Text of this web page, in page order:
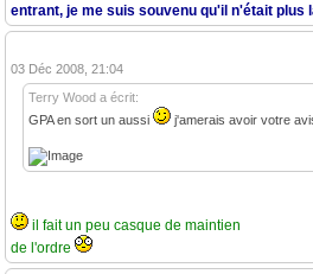
entrant, je me suis souvenu qu'il n'était plus
03 Déc 2008, 21:04
Terry Wood a écrit:
GPA en sort un aussi
j'amerais avoir votre
il fait un peu casque de maintien
de l'ordre